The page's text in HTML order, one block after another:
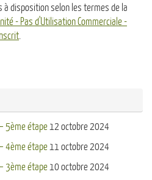
à disposition selon les termes de la
- Pas d'Utilisation Commerciale -
5ème étape 12 octobre 2024
4ème étape 11 octobre 2024
3ème étape 10 octobre 2024